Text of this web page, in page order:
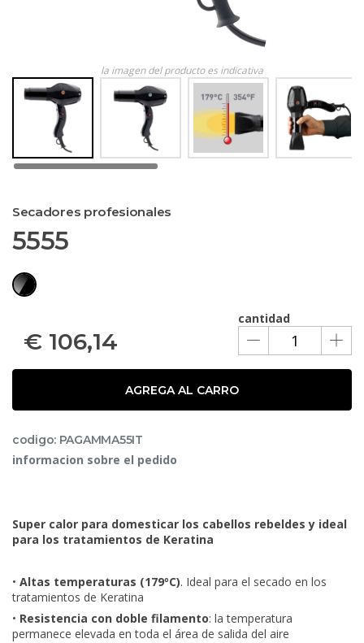
la imagen del producto es indicativa
Secadores profesionales
5555
cantidad
€ 106,14
AGREGA AL CARRO
codigo: PAGAMMA55IT
informacion sobre el pedido
Super calor para domesticar los cabellos rebeldes y ideal
para los tratamientos de Keratina
• Altas temperaturas (179ºC). Ideal para el secado en los
tratamientos de Keratina
• Resistencia con doble filamento: la temperatura
permanece elevada en toda el área de salida del aire